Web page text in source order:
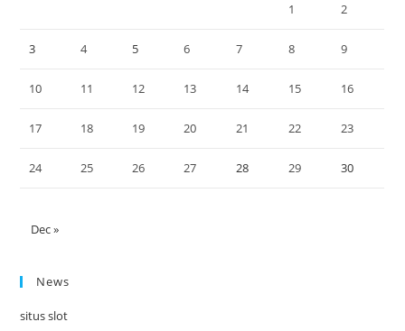
1 2
3 4 5 6 7 8 9
10 11 12 13 14 15 16
17 18 19 20 21 22 23
24 25 26 27 28 29 30
Dec »
News
situs slot